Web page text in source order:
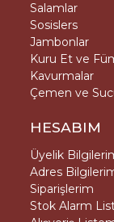
Salamlar
Sosislers
Jambonlar
Kuru Et ve
Kavurmalar
Çemen ve
HESABIM
Üyelik
Adres
Siparişlerim
Stok Alarm